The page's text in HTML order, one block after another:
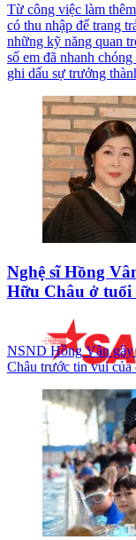
Từ công việc làm
có thu nhập để trang
những kỹ năng quan
số em đã nhanh
ghi dấu sự trưởng
Nghệ sĩ Hồng
Hữu Châu ở tuổi
NSND Hồng Vân
Châu trước tin vui của